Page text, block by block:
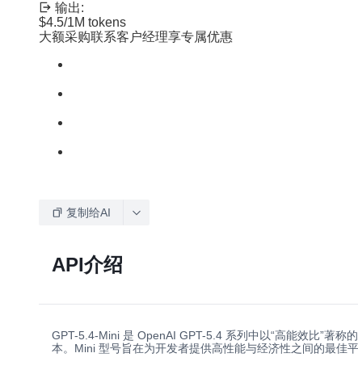
输出:
$4.5/1M tokens
大额采购联系客户经理享专属优惠
复制给AI
API介绍
GPT-5.4-Mini 是 OpenAI GPT-5.4 系列中以“高能效比”著
本。Mini 型号旨在为开发者提供高性能与经济性之间的最佳